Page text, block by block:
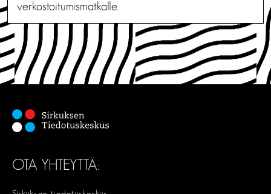
verkostoitumismatkalle.
OTA YHTEYTTÄ: